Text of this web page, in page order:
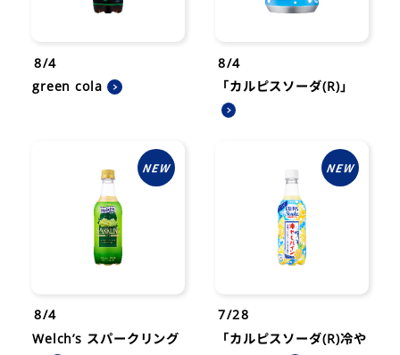
8/4
green cola
8/4
「カルピスソーダ(R)」
8/4
Welch’s スパークリング
7/28
「カルピスソーダ(R)冷や